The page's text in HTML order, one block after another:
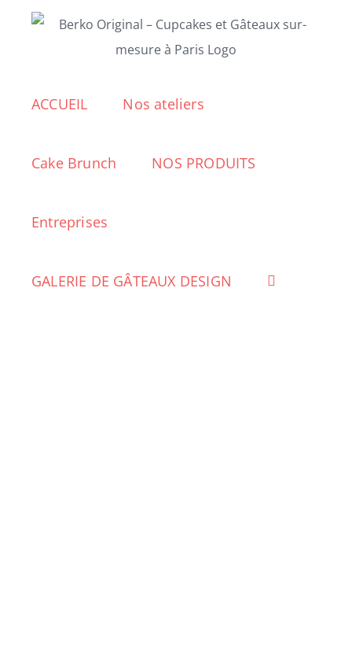
Passer
ACCUEIL Nos ateliers
Cake Brunch NOS PRODUITS
Entreprises
GALERIE DE GÂTEAUX DESIGN